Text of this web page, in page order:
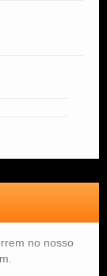
no nosso